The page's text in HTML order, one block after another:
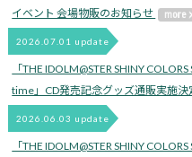
イベント 会場物販のお知らせ
2026.07.01 update
「THE IDOLM@STER SHINY
time」CD発売記念グッズ通販実施決
2026.06.03 update
「THE IDOLM@STER SHINY